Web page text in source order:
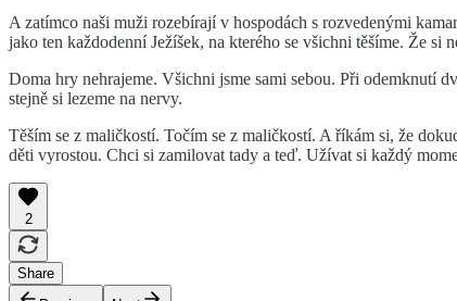
A zatímco naši muži rozebírají v hospodách s rozvedenými
jako ten každodenní Ježíšek, na kterého se všichni těšíme. Že si
Doma hry nehrajeme. Všichni jsme sami sebou. Při odemknutí
stejně si lezeme na nervy.
Těším se z maličkostí. Točím se z maličkostí. A říkám si, že
děti vyrostou. Chci si zamilovat tady a teď. Užívat si každý
2
Share